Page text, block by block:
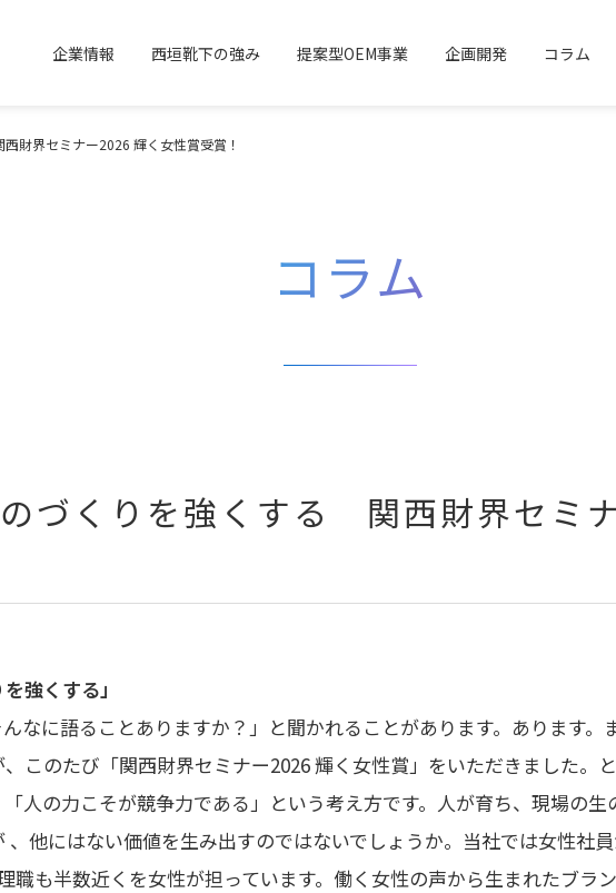
企業情報 西垣靴下の強み 提案型OEM事業 企画開発 コラム
財界セミナー2026 輝く女性賞受賞！
コラム
づくりを強くする 関西財界セミ
強くする」
なに語ることありますか？」と聞かれることがあります。あります。
このたび「関西財界セミナー2026 輝く女性賞」をいただきました。
人の力こそが競争力である」という考え方です。人が育ち、現場の
、他にはない価値を生み出すのではないでしょうか。当社では女性社
職も半数近くを女性が担っています。働く女性の声から生まれたブラ